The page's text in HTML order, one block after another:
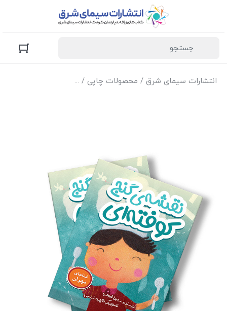
انتشارات سیمای شرق / محصولات چاپی / کتاب‌های زرافه (کودک